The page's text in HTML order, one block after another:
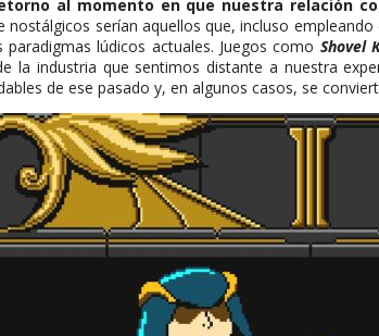
al momento en que nuestra relación
serían aquellos que, incluso
lúdicos actuales. Juegos como Shovel
la industria que sentimos distante a nuestra
de ese pasado y, en algunos casos, se